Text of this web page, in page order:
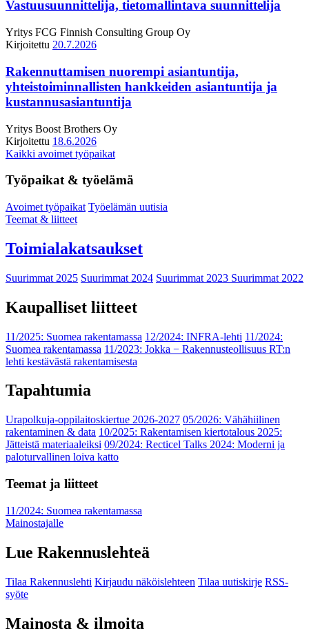
Vastuusuunnittelija, tietomallintava suunnittelija
Yritys FCG Finnish Consulting Group Oy
Kirjoitettu 20.7.2026
Rakennuttamisen nuorempi asiantuntija,
yhteistoiminnallisten hankkeiden asiantuntija ja
kustannusasiantuntija
Yritys Boost Brothers Oy
Kirjoitettu 18.6.2026
Kaikki avoimet työpaikat
Työpaikat & työelämä
Avoimet työpaikat Työelämän uutisia
Teemat & liitteet
Toimialakatsaukset
Suurimmat 2025 Suurimmat 2024 Suurimmat 2023 Suurimmat 2022
Kaupalliset liitteet
11/2025: Suomea rakentamassa 12/2024: INFRA-lehti 11/2024:
Suomea rakentamassa 11/2023: Jokka − Rakennusteollisuus RT:n
lehti kestävästä rakentamisesta
Tapahtumia
Urapolkuja-oppilaitoskiertue 2026-2027 05/2026: Vähähiilinen
rakentaminen & data 10/2025: Rakentamisen kiertotalous 2025:
Jätteistä materiaaleiksi 09/2024: Recticel Talks 2024: Moderni ja
paloturvallinen loiva katto
Teemat ja liitteet
11/2024: Suomea rakentamassa
Mainostajalle
Lue Rakennuslehteä
Tilaa Rakennuslehti Kirjaudu näköislehteen Tilaa uutiskirje RSS-
syöte
Mainosta & ilmoita